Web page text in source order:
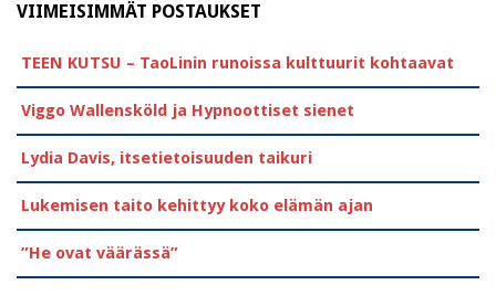
VIIMEISIMMÄT POSTAUKSET
TEEN KUTSU – TaoLinin runoissa kulttuurit kohtaavat
Viggo Wallensköld ja Hypnoottiset sienet
Lydia Davis, itsetietoisuuden taikuri
Lukemisen taito kehittyy koko elämän ajan
”He ovat väärässä”